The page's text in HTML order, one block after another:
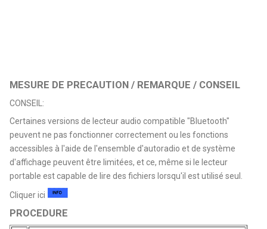
MESURE DE PRECAUTION / REMARQUE / CONSEIL
CONSEIL:
Certaines versions de lecteur audio compatible "Bluetooth"
peuvent ne pas fonctionner correctement ou les fonctions
accessibles à l'aide de l'ensemble d'autoradio et de système
d'affichage peuvent être limitées, et ce, même si le lecteur
portable est capable de lire des fichiers lorsqu'il est utilisé seul.
Cliquer ici
PROCEDURE